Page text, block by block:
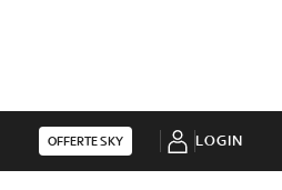
OFFERTE SKY LOGIN